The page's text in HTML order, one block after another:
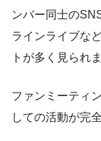
ンバー同士の
ラインライブな
トが多く見られ
ファンミーティ
しての活動が完